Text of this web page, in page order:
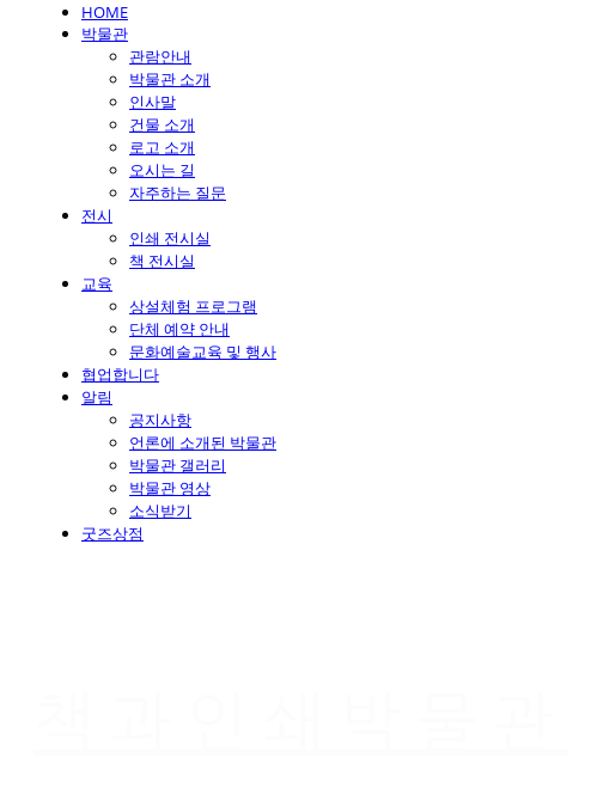
HOME
박물관
관람안내
박물관 소개
인사말
건물 소개
로고 소개
오시는 길
자주하는 질문
전시
인쇄 전시실
책 전시실
교육
상설체험 프로그램
단체 예약 안내
문화예술교육 및 행사
협업합니다
알림
공지사항
언론에 소개된 박물관
박물관 갤러리
박물관 영상
소식받기
굿즈상점